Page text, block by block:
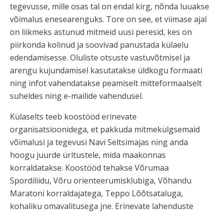
tegevusse, mille osas tal on endal kirg, nõnda luuakse
võimalus enesearenguks. Tore on see, et viimase ajal
on liikmeks astunud mitmeid uusi peresid, kes on
piirkonda kolinud ja soovivad panustada külaelu
edendamisesse. Oluliste otsuste vastuvõtmisel ja
arengu kujundamisel kasutatakse üldkogu formaati
ning infot vahendatakse peamiselt mitteformaalselt
suheldes ning e-mailide vahendusel.
Külaselts teeb koostööd erinevate
organisatsioonidega, et pakkuda mitmekülgsemaid
võimalusi ja tegevusi Navi Seltsimajas ning anda
hoogu juurde üritustele, mida maakonnas
korraldatakse. Koostööd tehakse Võrumaa
Spordiliidu, Võru orienteerumisklubiga, Võhandu
Maratoni korraldajatega, Teppo Lõõtsataluga,
kohaliku omavalitusega jne. Erinevate lahenduste